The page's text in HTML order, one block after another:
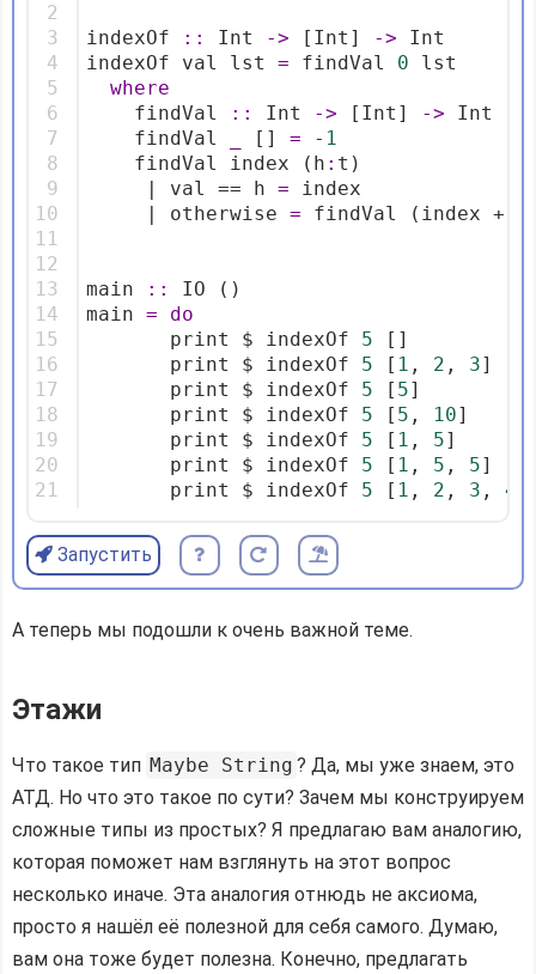
2
3
4
5
6
7
8
9
10
11
12
13
14
15
16
17
18
19
20
21
indexOf :: Int -> [Int] -> Int
indexOf val lst = findVal 0 lst
where
    findVal
:: Int -> [Int] -> Int
    findVal
[] = - 1
    findVal index (h
: t)
     | val == h
= index
     | otherwise
= findVal (index +
main ::
IO ()
main =
do
       print $ indexOf
5 []
       print $ indexOf
5 [ 1 , 2 , 3]
       print $ indexOf
5 [ 5]
       print $ indexOf
5 [ 5 , 10]
       print $ indexOf
5 [ 1 , 5]
       print $ indexOf
5 [ 1 , 5 , 5]
       print $ indexOf
5 [ 1 , 2 , 3 , 4
Запустить
А теперь мы подошли к очень важной теме.
Этажи
Что такое тип Maybe String ? Да, мы уже знаем, это
АТД. Но что это такое по сути? Зачем мы конструируем
сложные типы из простых? Я предлагаю вам аналогию,
которая поможет нам взглянуть на этот вопрос
несколько иначе. Эта аналогия отнюдь не аксиома,
просто я нашёл её полезной для себя самого. Думаю,
вам она тоже будет полезна. Конечно, предлагать